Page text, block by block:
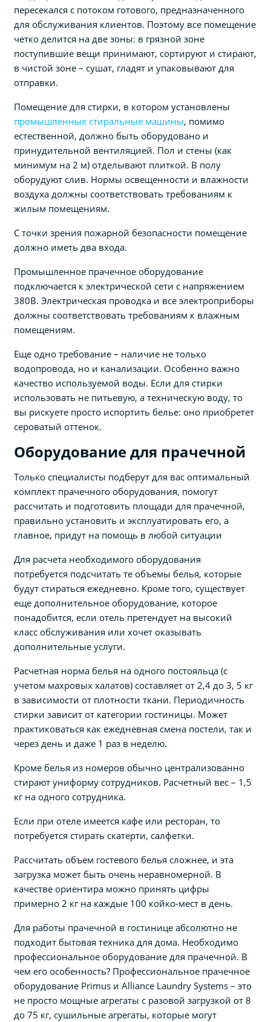
пересекался с потоком готового, предназначенного
для обслуживания клиентов. Поэтому все помещение
четко делится на две зоны: в грязной зоне
поступившие вещи принимают, сортируют и стирают,
в чистой зоне – сушат, гладят и упаковывают для
отправки.
Помещение для стирки, в котором установлены
промышленные стиральные машины, помимо
естественной, должно быть оборудовано и
принудительной вентиляцией. Пол и стены (как
минимум на 2 м) отделывают плиткой. В полу
оборудуют слив. Нормы освещенности и влажности
воздуха должны соответствовать требованиям к
жилым помещениям.
С точки зрения пожарной безопасности помещение
должно иметь два входа.
Промышленное прачечное оборудование
подключается к электрической сети с напряжением
380В. Электрическая проводка и все электроприборы
должны соответствовать требованиям к влажным
помещениям.
Еще одно требование – наличие не только
водопровода, но и канализации. Особенно важно
качество используемой воды. Если для стирки
использовать не питьевую, а техническую воду, то
вы рискуете просто испортить белье: оно приобретет
сероватый оттенок.
Оборудование для прачечной
Только специалисты подберут для вас оптимальный
комплект прачечного оборудования, помогут
рассчитать и подготовить площади для прачечной,
правильно установить и эксплуатировать его, а
главное, придут на помощь в любой ситуации
Для расчета необходимого оборудования
потребуется подсчитать те объемы белья, которые
будут стираться ежедневно. Кроме того, существует
еще дополнительное оборудование, которое
понадобится, если отель претендует на высокий
класс обслуживания или хочет оказывать
дополнительные услуги.
Расчетная норма белья на одного постояльца (с
учетом махровых халатов) составляет от 2,4 до 3, 5 кг
в зависимости от плотности ткани. Периодичность
стирки зависит от категории гостиницы. Может
практиковаться как ежедневная смена постели, так и
через день и даже 1 раз в неделю.
Кроме белья из номеров обычно централизованно
стирают униформу сотрудников. Расчетный вес – 1,5
кг на одного сотрудника.
Если при отеле имеется кафе или ресторан, то
потребуется стирать скатерти, салфетки.
Рассчитать объем гостевого белья сложнее, и эта
загрузка может быть очень неравномерной. В
качестве ориентира можно принять цифры
примерно 2 кг на каждые 100 койко-мест в день.
Для работы прачечной в гостинице абсолютно не
подходит бытовая техника для дома. Необходимо
профессиональное оборудование для прачечной. В
чем его особенность? Профессиональное прачечное
оборудование Primus и Alliance Laundry Systems – это
не просто мощные агрегаты с разовой загрузкой от 8
до 75 кг, сушильные агрегаты, которые могут